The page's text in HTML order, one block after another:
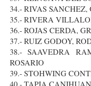
34.- RIVAS
35.- RIVERA
36.- ROJAS CERDA,
37.- RUIZ GODOY,
38.- SAAVEDRA
ROSARIO
39.- STOHWING
40.- TAPIA